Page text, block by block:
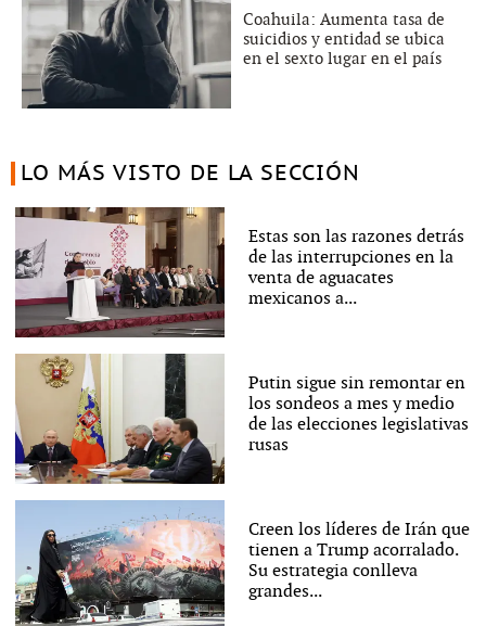
Coahuila: Aumenta tasa de
suicidios y entidad se ubica
en el sexto lugar en el país
LO MÁS VISTO DE LA SECCIÓN
Estas son las razones detrás
de las interrupciones en la
venta de aguacates
mexicanos a...
Putin sigue sin remontar en
los sondeos a mes y medio
de las elecciones legislativas
rusas
Creen los líderes de Irán que
tienen a Trump acorralado.
Su estrategia conlleva
grandes...